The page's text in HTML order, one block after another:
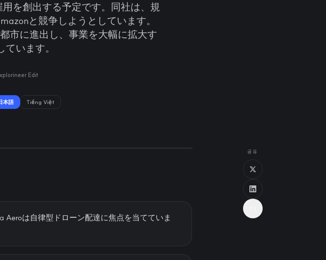
を創出する予定です。同社は、規
と競争しようとしています。
市に進出し、事業を大幅に拡大す
います。
Edit
本語 Tiếng Việt
Aeroは自律型ドローン配達に焦点を当てていま
공유